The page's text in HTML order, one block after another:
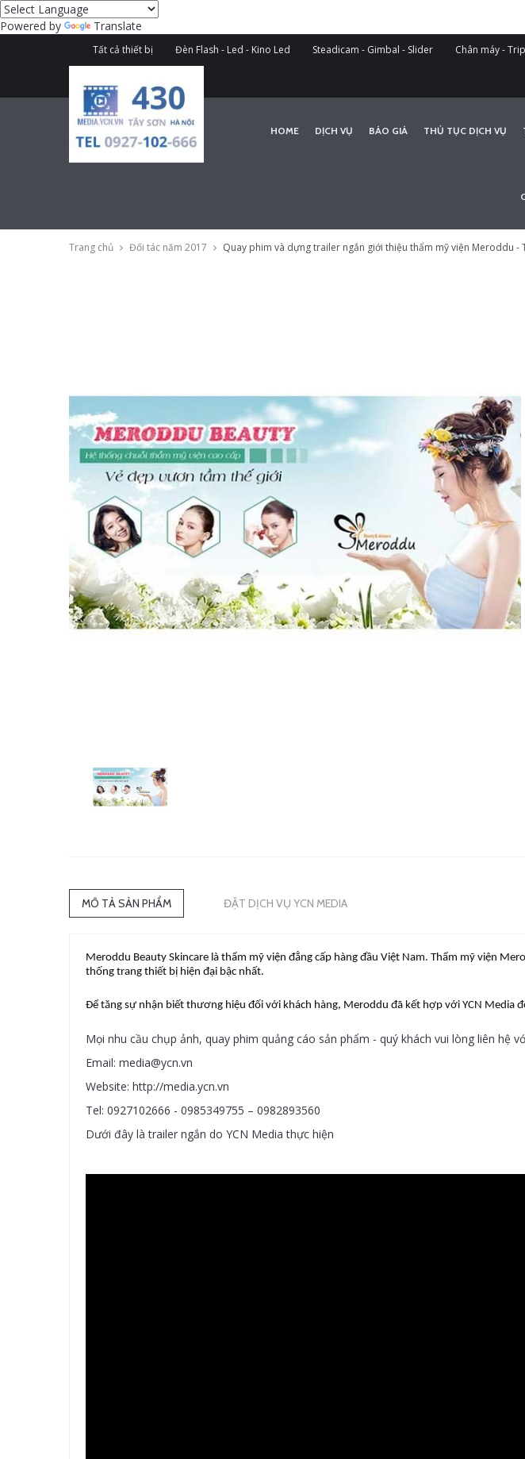
Powered by Translate
Tất cả thiết bị Đèn Flash - Led - Kino Led Steadicam - Gimbal - Slider Chân máy -
HOME DỊCH VỤ BÁO GIÁ THỦ TỤC DỊCH VỤ
Trang chủ Đối tác năm 2017 Quay phim và dựng trailer ngắn giới thiệu thẩm mỹ viện Meroddu -
MÔ TẢ SẢN PHẨM ĐẶT DỊCH VỤ YCN MEDIA
Meroddu Beauty Skincare là thẩm mỹ viện đẳng cấp hàng đầu Việt Nam. Thẩm mỹ viện
thống trang thiết bị hiện đại bậc nhất.
Để tăng sự nhận biết thương hiệu đối với khách hàng, Meroddu đã kết hợp với YCN Media
Mọi nhu cầu chụp ảnh, quay phim quảng cáo sản phẩm - quý khách vui lòng liên hệ
Email: media@ycn.vn
Website: http://media.ycn.vn
Tel: 0927102666 - 0985349755 – 0982893560
Dưới đây là trailer ngắn do YCN Media thực hiện